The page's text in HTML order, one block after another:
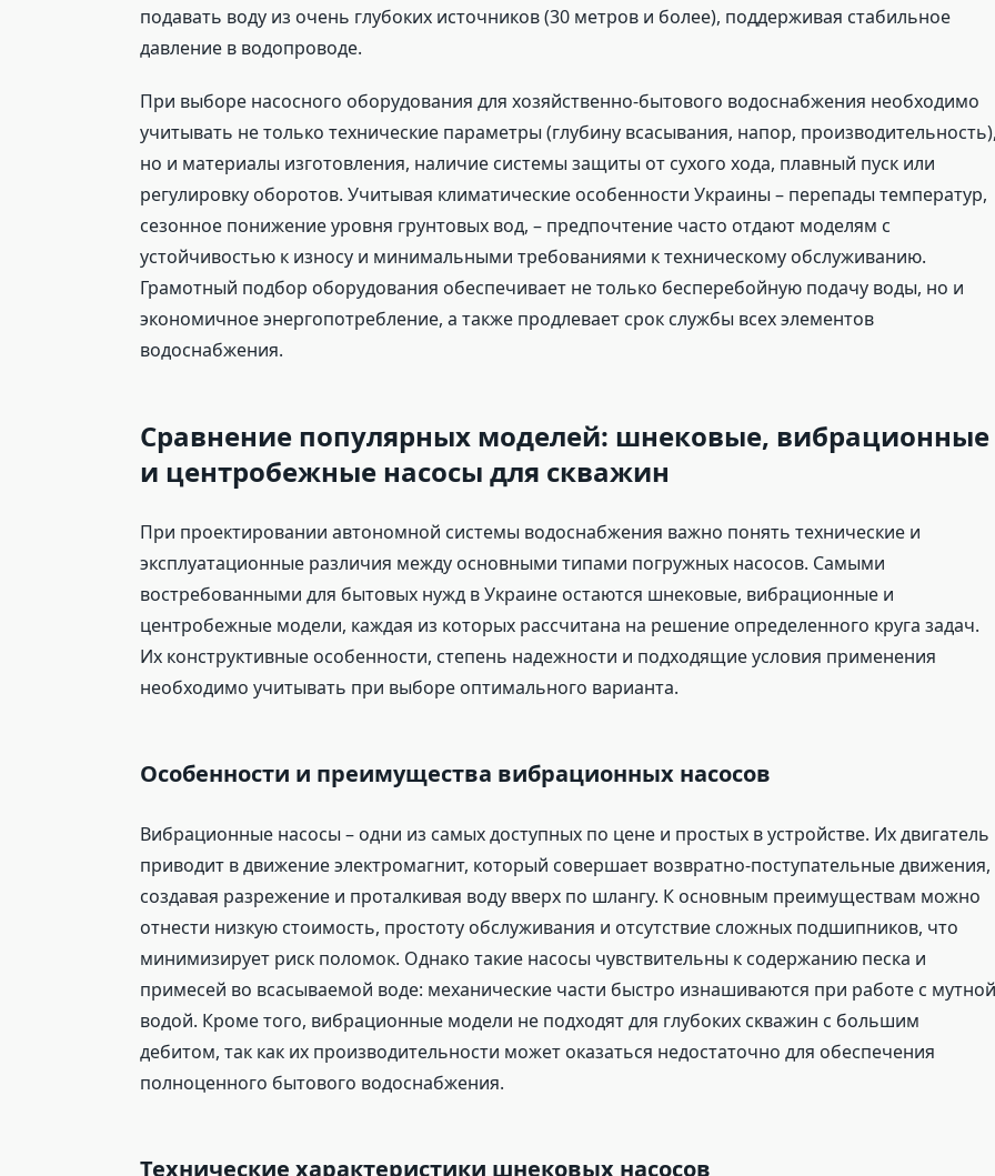
подавать воду из очень глубоких источников (30 метров и более), поддерживая стабильное
давление в водопроводе.
При выборе насосного оборудования для хозяйственно-бытового водоснабжения необходимо
учитывать не только технические параметры (глубину всасывания, напор,
но и материалы изготовления, наличие системы защиты от сухого хода, плавный пуск или
регулировку оборотов. Учитывая климатические особенности Украины – перепады температур,
сезонное понижение уровня грунтовых вод, – предпочтение часто отдают моделям с
устойчивостью к износу и минимальными требованиями к техническому обслуживанию.
Грамотный подбор оборудования обеспечивает не только бесперебойную подачу воды, но и
экономичное энергопотребление, а также продлевает срок службы всех элементов
водоснабжения.
Сравнение популярных моделей: шнековые, вибрационные
и центробежные насосы для скважин
При проектировании автономной системы водоснабжения важно понять технические и
эксплуатационные различия между основными типами погружных насосов. Самыми
востребованными для бытовых нужд в Украине остаются шнековые, вибрационные и
центробежные модели, каждая из которых рассчитана на решение определенного круга задач.
Их конструктивные особенности, степень надежности и подходящие условия применения
необходимо учитывать при выборе оптимального варианта.
Особенности и преимущества вибрационных насосов
Вибрационные насосы – одни из самых доступных по цене и простых в устройстве. Их двигатель
приводит в движение электромагнит, который совершает возвратно-поступательные движения,
создавая разрежение и проталкивая воду вверх по шлангу. К основным преимуществам можно
отнести низкую стоимость, простоту обслуживания и отсутствие сложных подшипников, что
минимизирует риск поломок. Однако такие насосы чувствительны к содержанию песка и
примесей во всасываемой воде: механические части быстро изнашиваются при работе с мутной
водой. Кроме того, вибрационные модели не подходят для глубоких скважин с большим
дебитом, так как их производительности может оказаться недостаточно для обеспечения
полноценного бытового водоснабжения.
Технические характеристики шнековых насосов